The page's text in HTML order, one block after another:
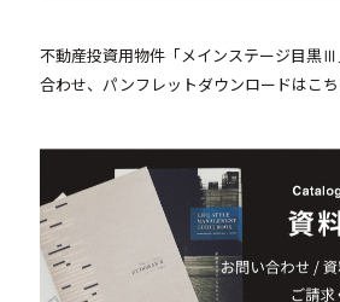
不動産投資用物件「メインステージ目黒
合わせ、パンフレットダウンロードはこち